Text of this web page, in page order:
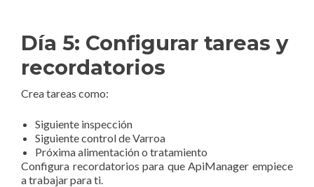
Día 5: Configurar tareas y
recordatorios
Crea tareas como:
Siguiente inspección
Siguiente control de Varroa
Próxima alimentación o tratamiento
Configura recordatorios para que ApiManager empiece
a trabajar para ti.